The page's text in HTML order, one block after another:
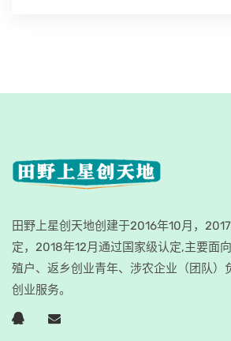
田野上星创天地创建于2016年10月，
定，2018年12月通过国家级认定,主要面
殖户、返乡创业青年、涉农企业（团队）
创业服务。